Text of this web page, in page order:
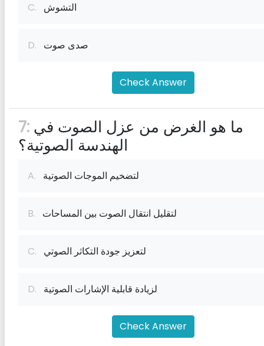
C. التشوش
D. صدى صوت
Check Answer
7:
الهندسة الصوتية؟
A. لتضخيم الموجات الصوتية
B. لتقليل انتقال الصوت بين المساحات
C. لتعزيز جودة التكاثر الصوتي
D. لزيادة قابلية الإشارات الصوتية
Check Answer